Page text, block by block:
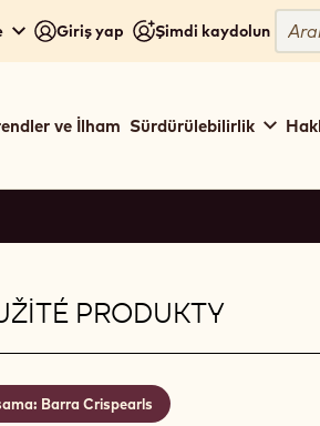
Giriş yap Şimdi kaydolun
ve İlham Sürdürülebilirlik
PRODUKTY
Barra Crispearls